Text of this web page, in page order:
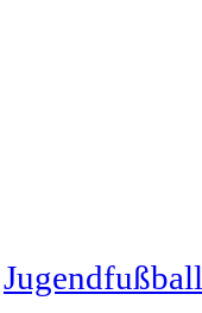
Jugendfußball